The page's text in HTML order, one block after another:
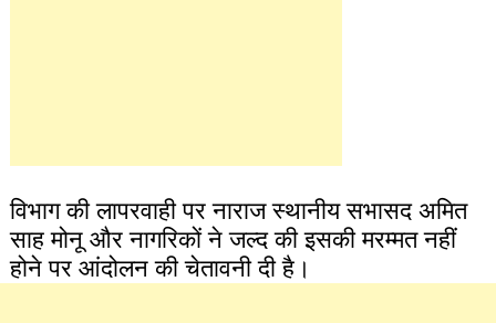
विभाग की लापरवाही पर नाराज स्थानीय सभासद अमित
साह मोनू और ना​गरिकों ने जल्द की इसकी मरम्मत नहीं
होने पर आंदोलन की चेतावनी दी है।